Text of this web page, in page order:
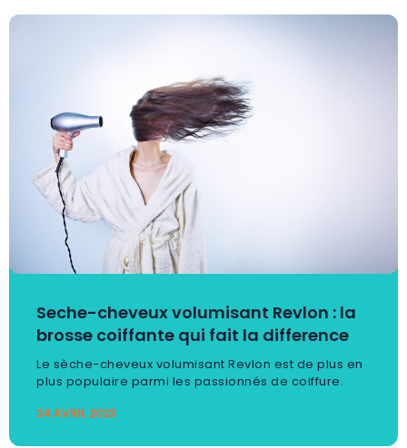
Seche-cheveux volumisant Revlon : la
brosse coiffante qui fait la difference
Le sèche-cheveux volumisant Revlon est de plus en
plus populaire parmi les passionnés de coiffure.
24 AVRIL 2023